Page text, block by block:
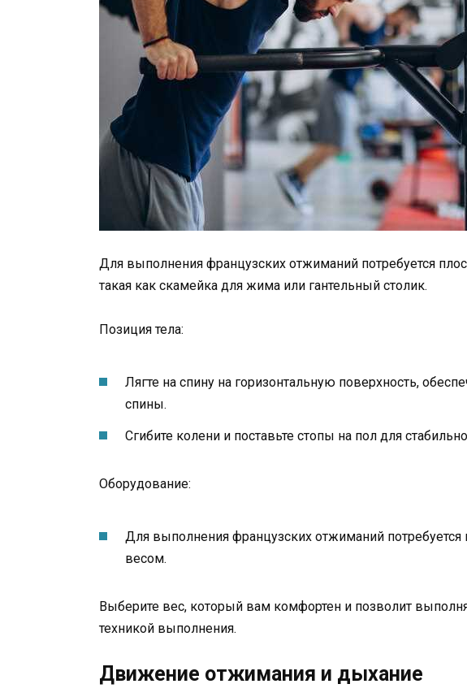
Для выполнения французских отжиманий потребуется
такая как скамейка для жима или гантельный столик.
Позиция тела:
Лягте на спину на горизонтальную поверхность,
спины.
Сгибите колени и поставьте стопы на пол для
Оборудование:
Для выполнения французских отжиманий потребуется
весом.
Выберите вес, который вам комфортен и позволит
техникой выполнения.
Движение отжимания и дыхание